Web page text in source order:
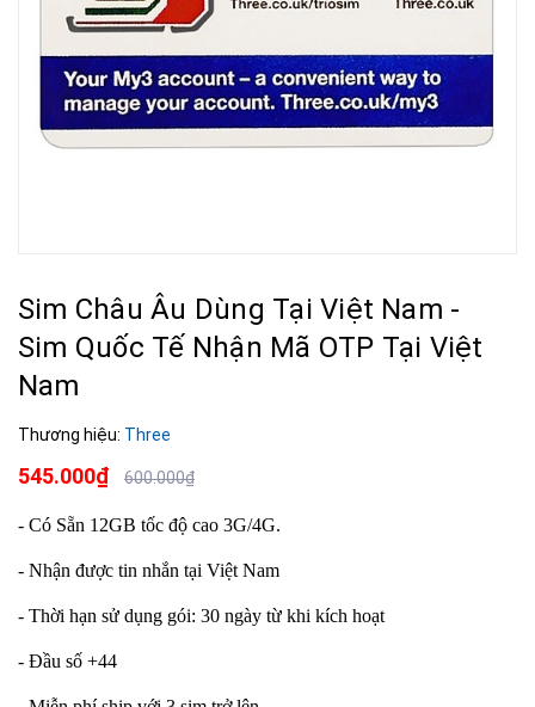
Sim Châu Âu Dùng Tại Việt Nam -
Sim Quốc Tế Nhận Mã OTP Tại Việt
Nam
Thương hiệu: Three
545.000₫ 600.000₫
- Có Sẵn 12GB tốc độ cao 3G/4G.
- Nhận được tin nhắn tại Việt Nam
- Thời hạn sử dụng gói: 30 ngày từ khi kích hoạt
- Đầu số +44